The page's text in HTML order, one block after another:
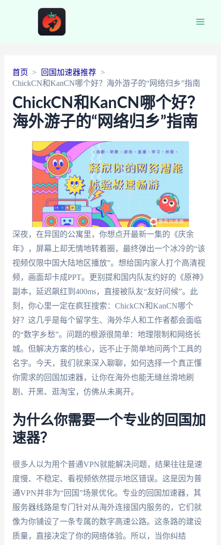
首页
回国加速器推荐
ChickCN和KanCN哪个好？海外游子的“网络归乡”指南
ChickCN和KanCN哪个好？
海外游子的“网络归乡”指南
深夜，在异国的公寓里，你想点开最新一集的《庆余
年》，屏幕上却无情地转着圈，最终弹出一个冰冷的“该
视频仅限中国大陆地区播放”。想给国内家人打个高清视
频，画面却卡成PPT。更别提和国内队友约好的《原神》
副本，延迟飙红到400ms，直接被队友“友好问候”。此
刻，你心里一定在疯狂搜索：ChickCN和KanCN哪个
好？这几乎是每个留学生、海外华人和工作者都会面临
的“数字乡愁”。问题的根源很简单：地理限制和网络长
城。但解决方案的核心，远不止于简单地问两个工具的
名字。今天，我们就来深入聊聊，如何选择一个真正懂
你需求的回国加速器，让你在海外也能无缝丝滑地刷
剧、开黑、逛淘宝，仿佛从未离开。
为什么你需要一个专业的回国加
速器？
很多人以为用个普通VPN就能解决问题，结果往往是速
度慢、不稳定、看视频依然提示地区错误。这是因为普
通VPN并非为“回国”场景优化。专业的回国加速器，其
服务器线路是专门针对从海外连接国内服务的，它们就
像为你铺设了一条专属的数字高速公路。这条路的建设
质量，直接决定了你的网络体验。所以，当你纠结